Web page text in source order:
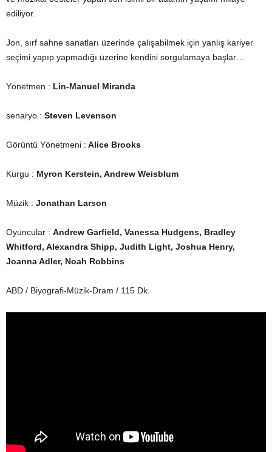
ediliyor.
Jon, sırf sahne sanatları üzerinde çalışabilmek için yanlış kariyer
seçimi yapıp yapmadığı üzerine kendini sorgulamaya başlar…
Yönetmen : Lin-Manuel Miranda
senaryo : Steven Levenson
Görüntü Yönetmeni : Alice Brooks
Kurgu : Myron Kerstein, Andrew Weisblum
Müzik : Jonathan Larson
Oyuncular : Andrew Garfield, Vanessa Hudgens, Bradley
Whitford, Alexandra Shipp, Judith Light, Joshua Henry,
Joanna Adler, Noah Robbins
ABD / Biyografi-Müzik-Dram / 115 Dk.